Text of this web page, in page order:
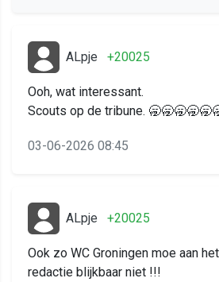
ALpje +20025
Ooh, wat interessant.
Scouts op de tribune.
03-06-2026 08:45
ALpje +20025
Ook zo WC Groningen moe aan
redactie blijkbaar niet !!!